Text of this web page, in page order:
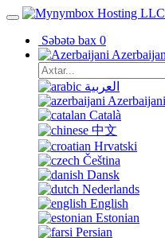
Səbətə bax 0
العربية
Azerbaijani
Català
中文
Hrvatski
Čeština
Dansk
Nederlands
English
Estonian
Persian